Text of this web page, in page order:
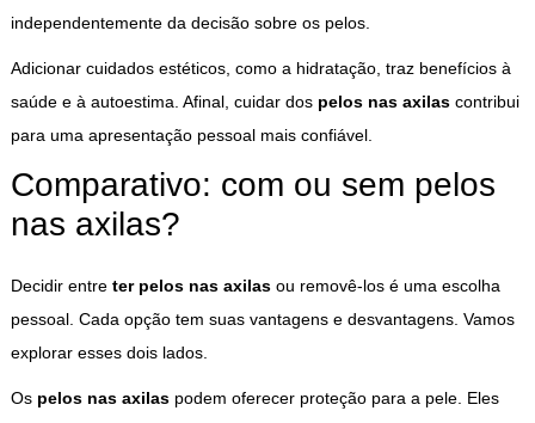
independentemente da decisão sobre os pelos.
Adicionar cuidados estéticos, como a hidratação, traz benefícios à
saúde e à autoestima. Afinal, cuidar dos pelos nas axilascontribui
para uma apresentação pessoal mais confiável.
Comparativo: com ou sem pelos
nas axilas?
Decidir entre ter pelos nas axilasou removê-los é uma escolha
pessoal. Cada opção tem suas vantagens e desvantagens. Vamos
explorar esses dois lados.
Os pelos nas axilaspodem oferecer proteção para a pele. Eles